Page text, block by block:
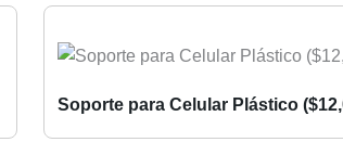
Soporte para Celular Plástico